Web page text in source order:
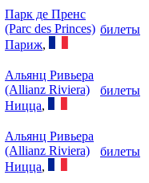
Парк де Пренс
(Parc des Princes)
Париж,
билеты
Альянц Ривьера
(Allianz Riviera)
Ницца,
билеты
Альянц Ривьера
(Allianz Riviera)
Ницца,
билеты